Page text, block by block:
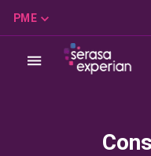
PME